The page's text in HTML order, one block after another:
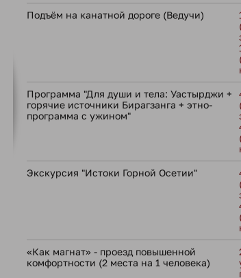
Подъём на канатной дороге (Ведучи)
Программа "Для души и тела: Уастырджи +
горячие источники Бирагзанга + этно-
программа с ужином"
Экскурсия "Истоки Горной Осетии"
«Как магнат» - проезд повышенной
комфортности (2 места на 1 человека)